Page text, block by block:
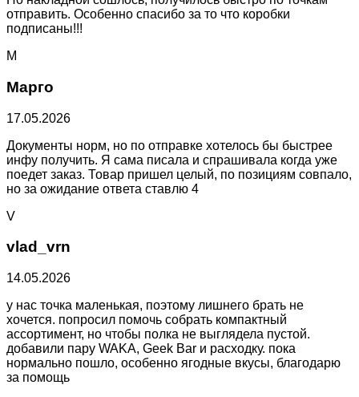
отправить. Особенно спасибо за то что коробки
подписаны!!!
М
Марго
17.05.2026
Документы норм, но по отправке хотелось бы быстрее
инфу получить. Я сама писала и спрашивала когда уже
поедет заказ. Товар пришел целый, по позициям совпало,
но за ожидание ответа ставлю 4
V
vlad_vrn
14.05.2026
у нас точка маленькая, поэтому лишнего брать не
хочется. попросил помочь собрать компактный
ассортимент, но чтобы полка не выглядела пустой.
добавили пару WAKA, Geek Bar и расходку. пока
нормально пошло, особенно ягодные вкусы, благодарю
за помощь